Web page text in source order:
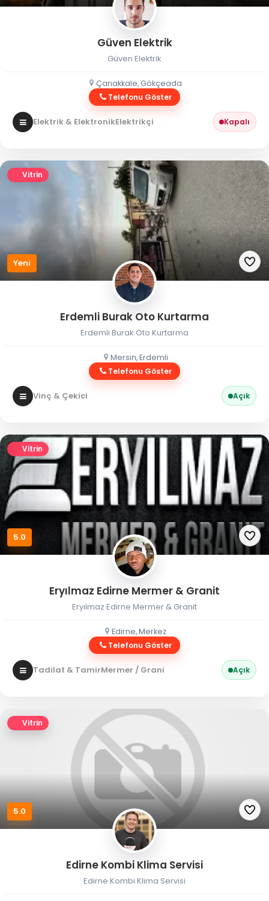
Güven Elektrik
Güven Elektrik
Çanakkale, Gökçeada
Telefonu Göster
Elektrik & ElektronikElektrikçi Kapalı
Vitrin
Yeni
Erdemli Burak Oto Kurtarma
Erdemli Burak Oto Kurtarma
Mersin, Erdemli
Telefonu Göster
Vinç & Çekici Açık
Vitrin
5.0
Eryılmaz Edirne Mermer & Granit
Eryılmaz Edirne Mermer & Granit
Edirne, Merkez
Telefonu Göster
Tadilat & TamirMermer / Granit Açık
Vitrin
5.0
Edirne Kombi Klima Servisi
Edirne Kombi Klima Servisi